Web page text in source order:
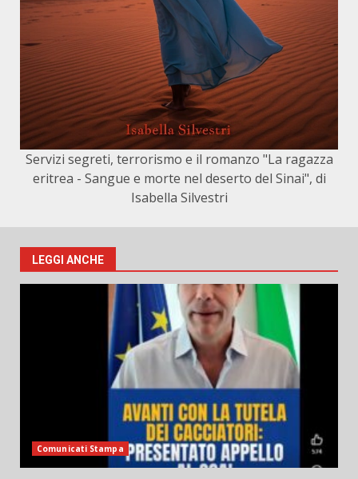
Servizi segreti, terrorismo e il romanzo "La ragazza
eritrea - Sangue e morte nel deserto del Sinai", di
Isabella Silvestri
LEGGI ANCHE
Comunicati Stampa